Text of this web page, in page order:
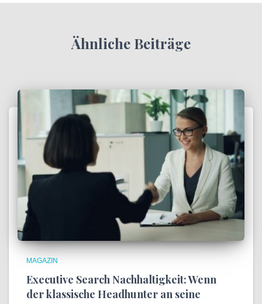
Ähnliche Beiträge
MAGAZIN
Executive Search Nachhaltigkeit: Wenn
der klassische Headhunter an seine